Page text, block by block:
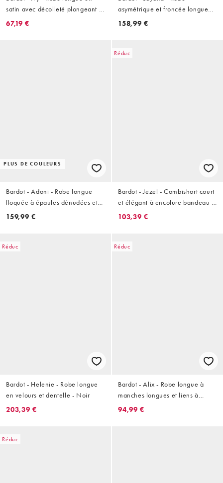
satin avec décolleté plongeant et
détails en dentelle - Rose pastel
67,19 €
asymétrique et froncée longueur
mollet en tulle avec détail
158,99 €
PLUS DE COULEURS
Bardot - Adoni - Robe longue
floquée à épaules dénudées et
manches longues - Rouge
159,99 €
Réduc
Bardot - Jezel - Combishort court
et élégant à encolure bandeau -
Blanc
103,39 €
Réduc
Bardot - Helenie - Robe longue
en velours et dentelle - Noir
203,39 €
Réduc
Bardot - Alix - Robe longue à
manches longues et liens à
nouer - Bordeaux
94,99 €
Réduc